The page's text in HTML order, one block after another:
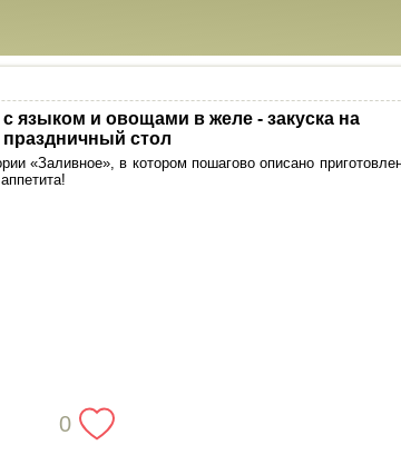
языком и овощами в желе - закуска на
праздничный стол
«Заливное», в котором пошагово описано
0